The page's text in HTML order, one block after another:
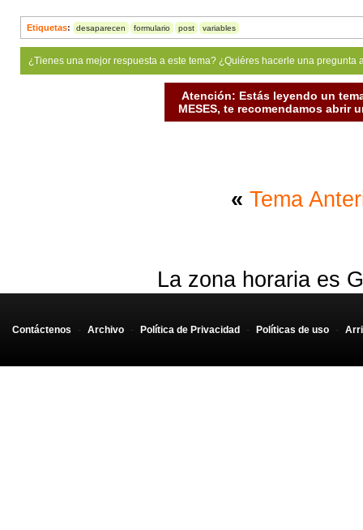
Etiquetas: desaparecen formulario post variables
¿Tienes una mejor respuesta a este tema? ¿Quiéres hacerle una
Atención: Estás leyendo un
MESES, te recomendamos abrir
« Tema
La zona horaria es
Contáctenos - Archivo - Política de Privacidad - Políticas de uso -